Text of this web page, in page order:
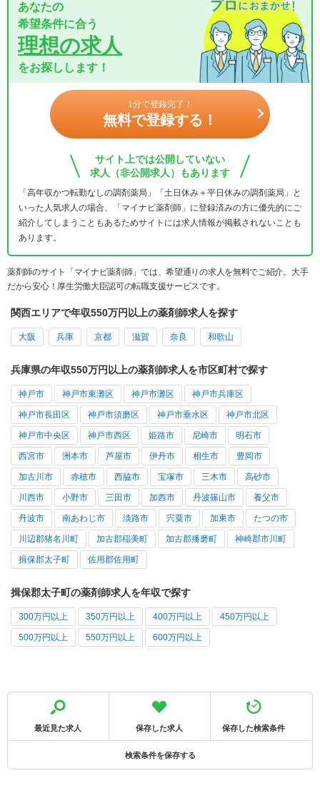
あなたの
希望条件に合う
理想の求人
をお探しします！
1分で登録完了！
無料で登録する！
サイト上では公開していない
求人（非公開求人）もあります
「高年収かつ転勤なしの調剤薬局」「土日休み＋平日休みの調剤薬局」と
いった人気求人の場合、「マイナビ薬剤師」に登録済みの方に優先的にご
紹介してしまうこともあるためサイトには求人情報が掲載されないことも
あります。
薬剤師のサイト「マイナビ薬剤師」では、希望通りの求人を無料でご紹介。大手
だから安心！厚生労働大臣認可の転職支援サービスです。
関西エリアで年収550万円以上の薬剤師求人を探す
大阪 兵庫 京都 滋賀 奈良 和歌山
兵庫県の年収550万円以上の薬剤師求人を市区町村で探す
神戸市 神戸市東灘区 神戸市灘区 神戸市兵庫区
神戸市長田区 神戸市須磨区 神戸市垂水区 神戸市北区
神戸市中央区 神戸市西区 姫路市 尼崎市 明石市
西宮市 洲本市 芦屋市 伊丹市 相生市 豊岡市
加古川市 赤穂市 西脇市 宝塚市 三木市 高砂市
川西市 小野市 三田市 加西市 丹波篠山市 養父市
丹波市 南あわじ市 淡路市 宍粟市 加東市 たつの市
川辺郡猪名川町 加古郡稲美町 加古郡播磨町 神崎郡市川町
揖保郡太子町 佐用郡佐用町
揖保郡太子町の薬剤師求人を年収で探す
300万円以上 350万円以上 400万円以上 450万円以上
500万円以上 550万円以上 600万円以上
最近見た求人 保存した求人 保存した検索条件
検索条件を保存する